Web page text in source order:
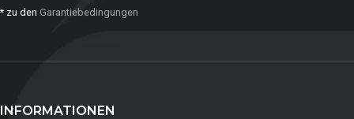
* zu den Garantiebedingungen
INFORMATIONEN